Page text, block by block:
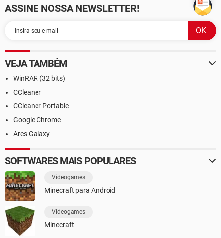
ASSINE NOSSA NEWSLETTER!
VEJA TAMBÉM
WinRAR (32 bits)
CCleaner
CCleaner Portable
Google Chrome
Ares Galaxy
SOFTWARES MAIS POPULARES
Videogames
Minecraft para Android
Videogames
Minecraft